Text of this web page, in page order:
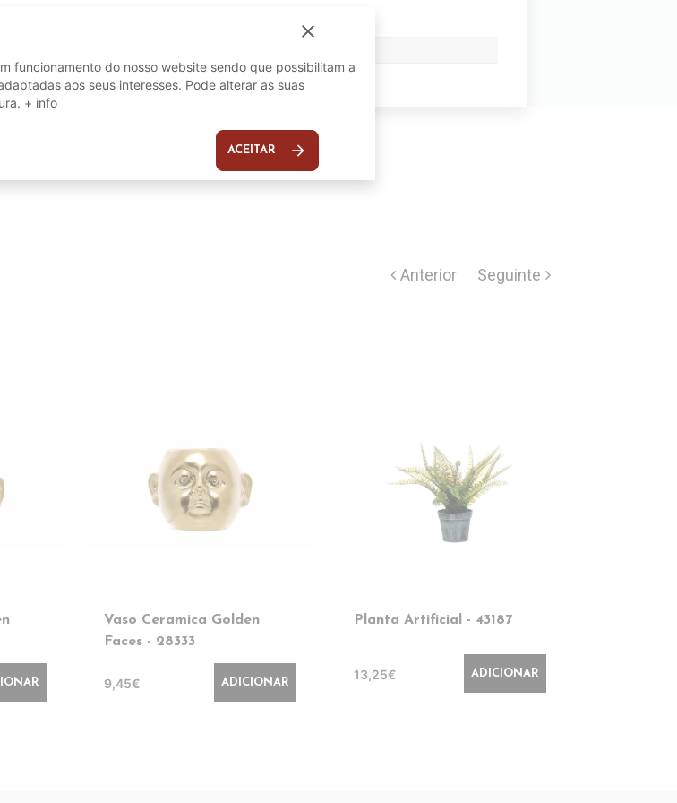
Vaso Ceramica Golden
Faces - 28333
9,45€ ADICIONAR
Planta Artificial - 43187
13,25€ ADICIONAR
close
funcionamento do nosso website sendo que possibilitam a
aos seus interesses. Pode alterar as suas
+ info
ACEITAR arrow_forward